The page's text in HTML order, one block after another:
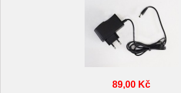
89,00 Kč